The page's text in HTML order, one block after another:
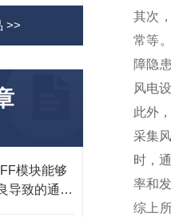
>>
模块能够
导致的通讯
其次
常等
障隐
风电
此外
采集
时，
率和
综上